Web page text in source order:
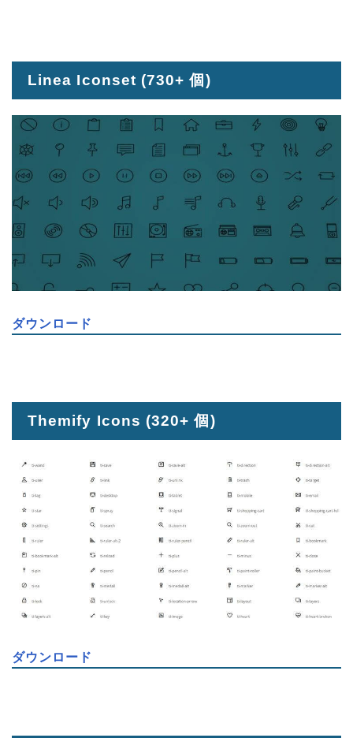
Linea Iconset (730+ 個)
ダウンロード
Themify Icons (320+ 個)
ダウンロード